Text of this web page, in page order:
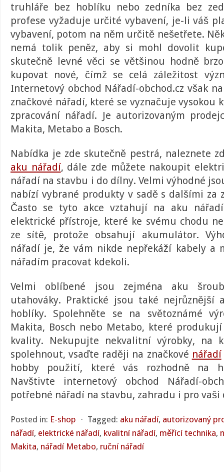
truhláře bez hoblíku nebo zedníka bez
profese vyžaduje určité vybavení, je-li váš
vybavení, potom na něm určitě nešetřete.
nemá tolik peněz, aby si mohl dovolit
skutečně levné věci se většinou hodně
kupovat nové, čímž se celá záležitost
Internetový obchod Nářadí-obchod.cz však
značkové nářadí, které se vyznačuje
zpracování nářadí. Je autorizovaným
Makita, Metabo a Bosch.
Nabídka je zde skutečně pestrá, naleznete
aku nářadí, dále zde můžete nakoupit
nářadí na stavbu i do dílny. Velmi výhodné
nabízí vybrané produkty v sadě s dalšími za
Často se tyto akce vztahují na aku
elektrické přístroje, které ke svému chodu
ze sítě, protože obsahují akumulátor.
nářadí je, že vám nikde nepřekáží kabely a
nářadím pracovat kdekoli.
Velmi oblíbené jsou zejména aku
utahováky. Praktické jsou také nejrůznější
hoblíky. Spolehněte se na světoznámé
Makita, Bosch nebo Metabo, které
kvality. Nekupujte nekvalitní výrobky, na
spolehnout, vsaďte raději na značkové nářadí
hobby použití, které vás rozhodně na
Navštivte internetový obchod Nářadí-
potřebné nářadí na stavbu, zahradu i pro
Posted in: E-shop ⋅ Tagged: aku nářadí, autorizovaný
nářadí, elektrické nářadí, kvalitní nářadí, měřící technika,
Makita, nářadí Metabo, ruční nářadí